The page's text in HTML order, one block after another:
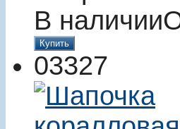
В наличии
Купить
03327